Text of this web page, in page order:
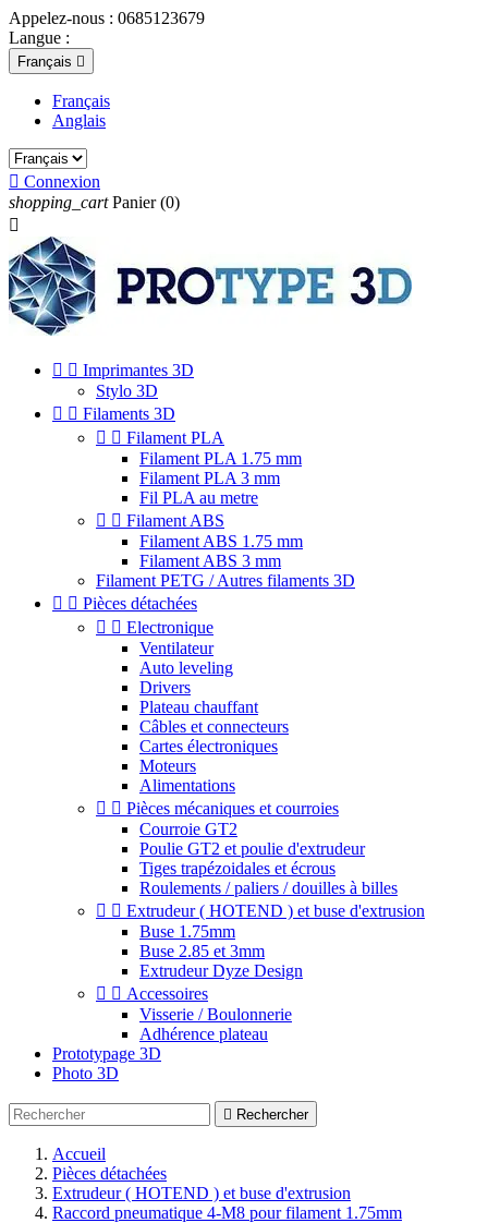
Appelez-nous : 0685123679
Langue :
Français 
Français
Anglais
 Connexion
shopping_cart Panier (0)

  Imprimantes 3D
Stylo 3D
  Filaments 3D
  Filament PLA
Filament PLA 1.75 mm
Filament PLA 3 mm
Fil PLA au metre
  Filament ABS
Filament ABS 1.75 mm
Filament ABS 3 mm
Filament PETG / Autres filaments 3D
  Pièces détachées
  Electronique
Ventilateur
Auto leveling
Drivers
Plateau chauffant
Câbles et connecteurs
Cartes électroniques
Moteurs
Alimentations
  Pièces mécaniques et courroies
Courroie GT2
Poulie GT2 et poulie d'extrudeur
Tiges trapézoidales et écrous
Roulements / paliers / douilles à billes
  Extrudeur ( HOTEND ) et buse d'extrusion
Buse 1.75mm
Buse 2.85 et 3mm
Extrudeur Dyze Design
  Accessoires
Visserie / Boulonnerie
Adhérence plateau
Prototypage 3D
Photo 3D
 Rechercher
Accueil
Pièces détachées
Extrudeur ( HOTEND ) et buse d'extrusion
Raccord pneumatique 4-M8 pour filament 1.75mm